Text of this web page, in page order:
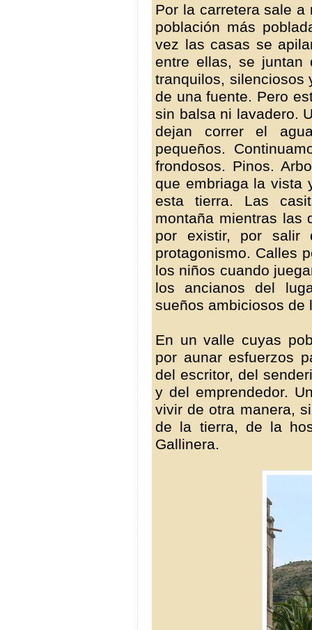
Por la carretera sale a
población más
vez las casas se
entre ellas, se juntan
tranquilos, silenciosos
de una fuente. Pero
sin balsa ni lavadero.
dejan correr el
pequeños.
frondosos. Pinos.
que embriaga la vista
esta tierra. Las
montaña mientras las
por existir, por salir
protagonismo. Calles
los niños cuando
los ancianos del
sueños ambiciosos de
En un valle cuyas
por aunar esfuerzos
del escritor, del
y del emprendedor.
vivir de otra manera,
de la tierra, de la
Gallinera.